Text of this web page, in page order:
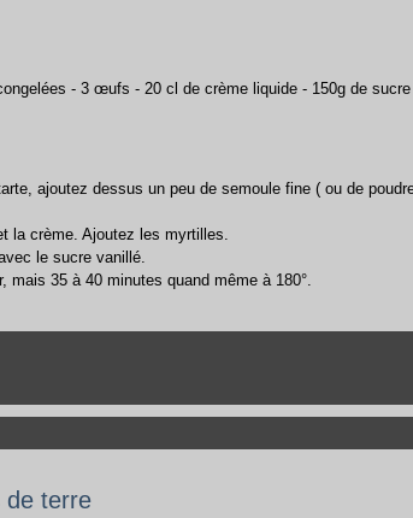
- 3 œufs - 20 cl de crème liquide - 150g de
ajoutez dessus un peu de semoule fine ( ou de
la crème. Ajoutez les myrtilles.
le sucre vanillé.
mais 35 à 40 minutes quand même à 180°.
de terre